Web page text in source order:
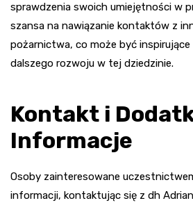
sprawdzenia swoich umiejętności w
szansa na nawiązanie kontaktów z
pożarnictwa, co może być
dalszego rozwoju w tej dziedzinie.
Kontakt i
Informacje
Osoby zainteresowane
informacji, kontaktując się z dh